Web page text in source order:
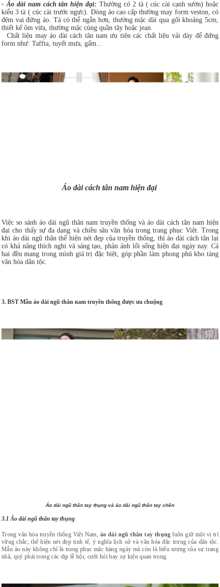
- Áo dài nam cách tân hiện đại:Thường có 2 tà ( cúc cài cạnh sườn) hoặc
kiểu 3 tà ( cúc cài trước ngực). Dòng áo cao cấp thường may form veston, có
đệm vai đứng áo. Tà có thể ngắn hơn, thường mặc dài qua gối khoảng 5cm,
thiết kế ôm vừa, thường mặc cùng quần tây hoặc jean.
Chất liệu may áo dài cách tân nam ưu tiên các chất liệu vải dày để đứng
form như: Taffta, tuyết mưa, gấm...
Áo dài cách tân nam hiện đại
Việc so sánh áo dài ngũ thân nam truyền thống và áo dài cách tân nam hiện
đại cho thấy sự đa dạng và chiều sâu văn hóa trong trang phục Việt. Trong
khi áo dài ngũ thân thể hiện nét đẹp của truyền thống, thì áo dài cách tân lại
có khả năng thích nghi và sáng tạo, phản ánh lối sống hiện đại ngày nay. Cả
hai đều mang trong mình giá trị đặc biệt, góp phần làm phong phú kho tàng
văn hóa dân tộc.
3. BST Mẫu áo dài ngũ thân nam truyền thống được ưa chuộng
Áo dài ngũ thân tay thụng và áo dài ngũ thân tay chẽn
3.1 Áo dài ngũ thân tay thụng
Trong văn hóa truyền thống Việt Nam, áo dài ngũ thân tay thụng luôn giữ một vị trí
vững chắc, thể hiện nét đẹp tinh tế, ý nghĩa lịch sử và văn hóa đặc trưng của dân tộc.
Mẫu áo này không chỉ là trang phục mặc hàng ngày mà còn là biểu tượng của sự trang
nhã, quý phái trong các dịp lễ hội, cưới hỏi hay sự kiện quan trọng.